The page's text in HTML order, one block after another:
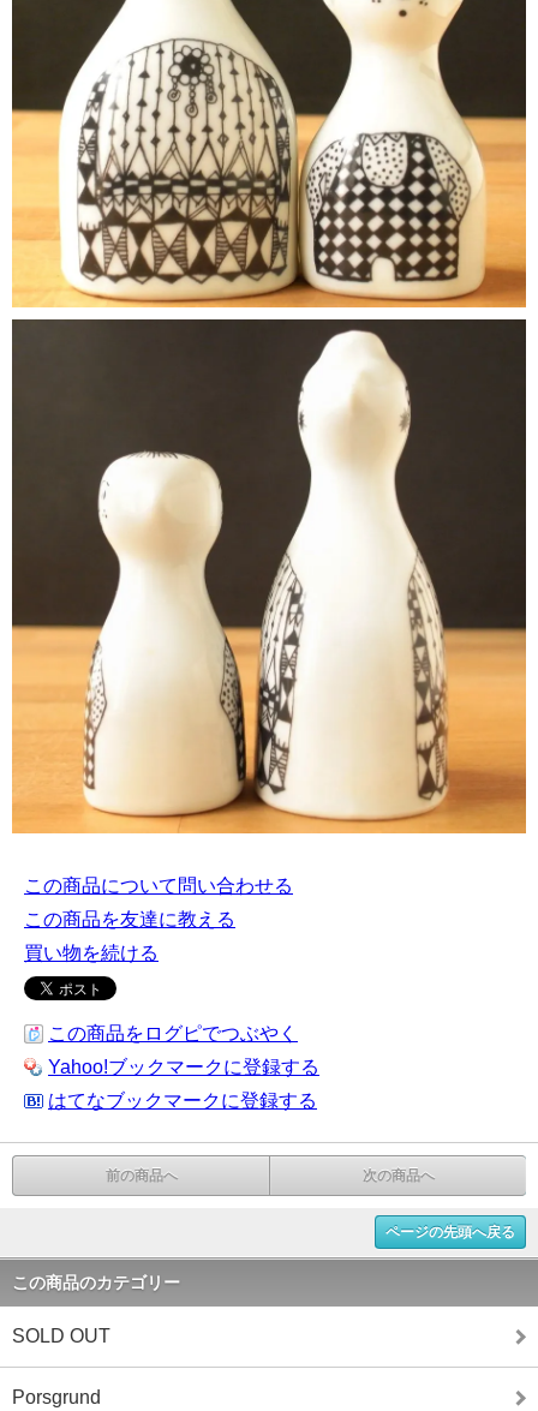
この商品について問い合わせる
この商品を友達に教える
買い物を続ける
この商品をログピでつぶやく
Yahoo!ブックマークに登録する
はてなブックマークに登録する
前の商品へ 次の商品へ
ページの先頭へ戻る
この商品のカテゴリー
SOLD OUT
Porsgrund